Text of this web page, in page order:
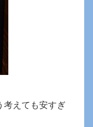
考えても安すぎ